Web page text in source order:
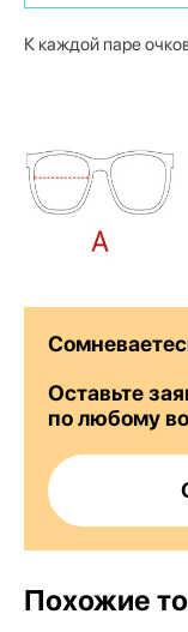
К каждой паре
Оставьте
по любому
Похожие